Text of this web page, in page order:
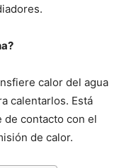
calor del agua
calentarlos. Está
de contacto con el
de calor.